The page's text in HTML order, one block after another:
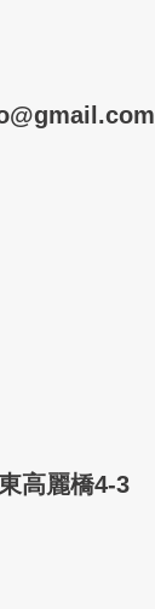
高麗橋4-3